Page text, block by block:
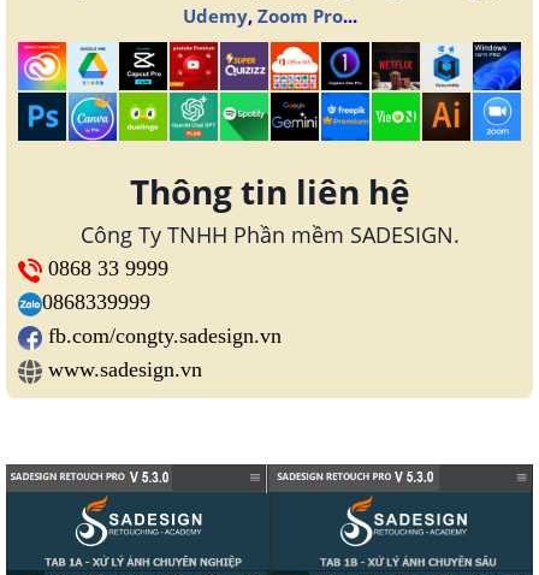
Udemy, Zoom Pro...
Thông tin liên hệ
Công Ty TNHH Phần mềm SADESIGN.
0868 33 9999
0868339999
fb.com/congty.sadesign.vn
www.sadesign.vn